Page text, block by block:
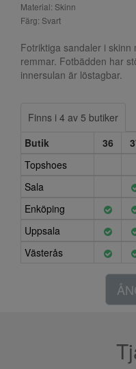
Material: Skinn
Färg: Svart
Fotriktiga sandaler i
remmar. Fotbädden har
innersulan är löstagbar.
Finns i 4 av 5 butiker
Butik
36
Topshoes
Sala
Enköping
Uppsala
Västerås